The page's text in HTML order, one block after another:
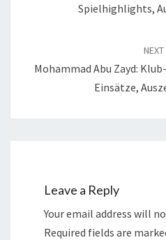
Spielhighlights,
NEXT
Mohammad Abu Zayd:
Einsätze,
Leave a Reply
Your email address will
Required fields are